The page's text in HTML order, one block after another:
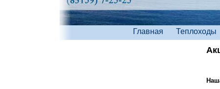
Главная Теплоходы